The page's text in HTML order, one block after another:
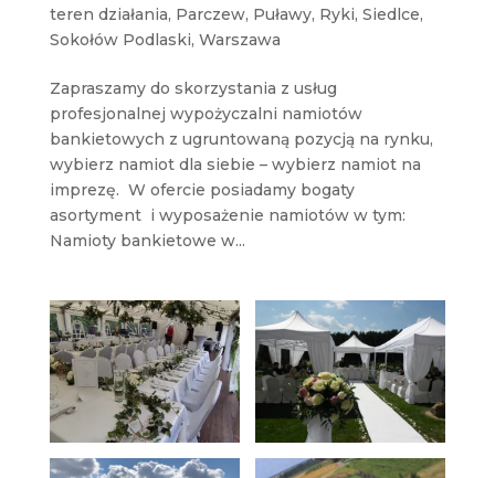
teren działania, Parczew, Puławy, Ryki, Siedlce,
Sokołów Podlaski, Warszawa
Zapraszamy do skorzystania z usług
profesjonalnej wypożyczalni namiotów
bankietowych z ugruntowaną pozycją na rynku,
wybierz namiot dla siebie – wybierz namiot na
imprezę. W ofercie posiadamy bogaty
asortyment i wyposażenie namiotów w tym:
Namioty bankietowe w...